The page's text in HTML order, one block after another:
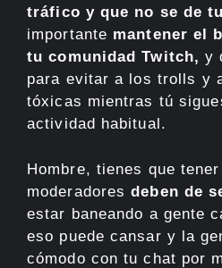
tráfico y que no se de
importante mantener el
tu comunidad Twitch, y
para evitar a los trolls y
tóxicas mientras tú
actividad habitual.
Hombre, tienes que
moderadoresdeben de
estar baneando a gente
eso puede cansar y la
cómodo con tu chat por